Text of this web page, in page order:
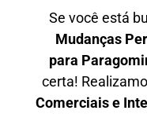
Se você está
Mudanças
para
certa!
Comerciais e